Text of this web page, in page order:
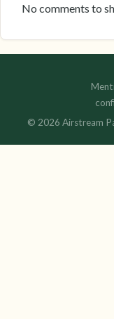
No comments to
© 2026 Airstream